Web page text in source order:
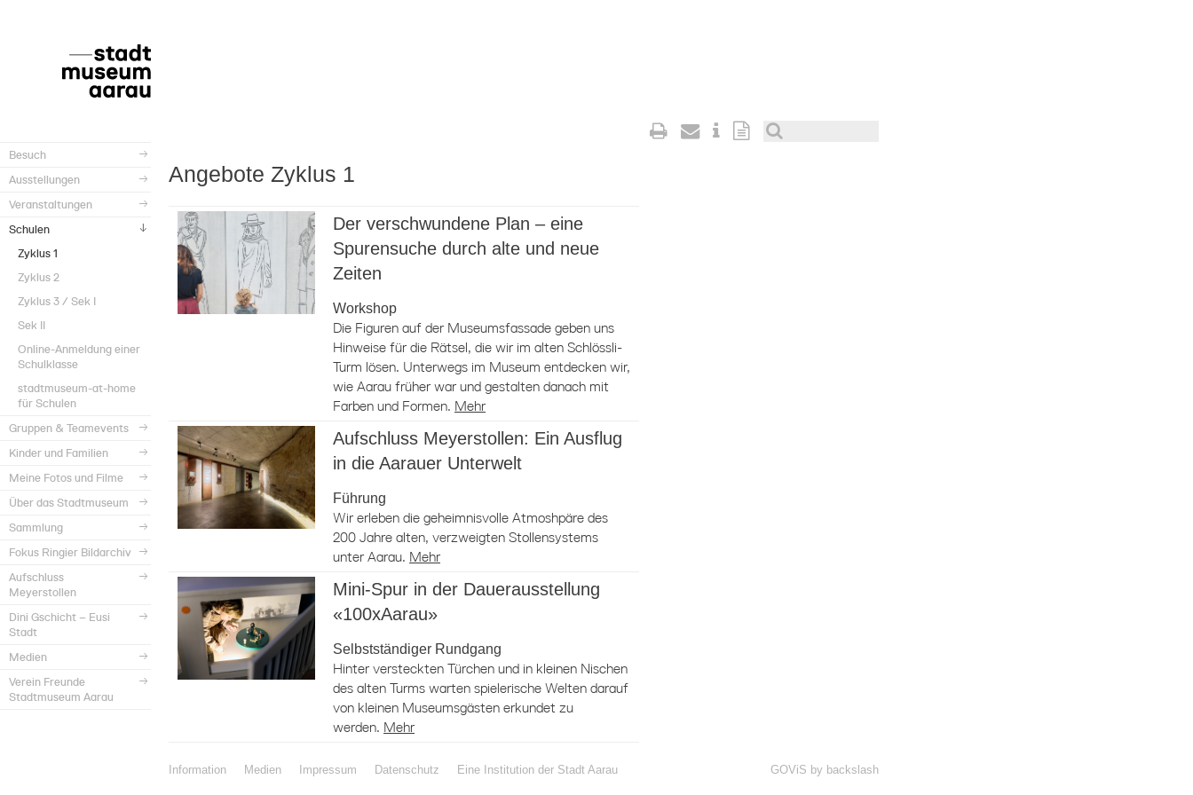
Besuch
Ausstellungen
Veranstaltungen
Schulen
Zyklus 1
Zyklus 2
Zyklus 3 / Sek I
Sek II
Online-Anmeldung einer
Schulklasse
stadtmuseum-at-home
für Schulen
Gruppen & Teamevents
Kinder und Familien
Meine Fotos und Filme
Über das Stadtmuseum
Sammlung
Fokus Ringier Bildarchiv
Aufschluss
Meyerstollen
Dini Gschicht – Eusi
Stadt
Medien
Verein Freunde
Stadtmuseum Aarau
Angebote Zyklus 1
Der verschwundene Plan – eine
Spurensuche durch alte und neue
Zeiten
Workshop
Die Figuren auf der Museumsfassade geben uns
Hinweise für die Rätsel, die wir im alten Schlössli-
Turm lösen. Unterwegs im Museum entdecken wir,
wie Aarau früher war und gestalten danach mit
Farben und Formen. Mehr
Aufschluss Meyerstollen: Ein Ausflug
in die Aarauer Unterwelt
Führung
Wir erleben die geheimnisvolle Atmoshpäre des
200 Jahre alten, verzweigten Stollensystems
unter Aarau. Mehr
Mini-Spur in der Dauerausstellung
«100xAarau»
Selbstständiger Rundgang
Hinter versteckten Türchen und in kleinen Nischen
des alten Turms warten spielerische Welten darauf
von kleinen Museumsgästen erkundet zu
werden. Mehr
Information Medien Impressum Datenschutz Eine Institution der Stadt Aarau GOViS by backslash